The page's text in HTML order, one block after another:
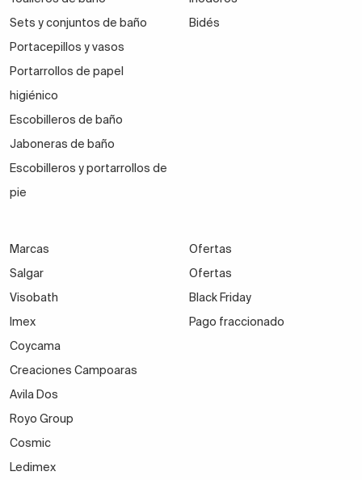
Sets y conjuntos de baño
Portacepillos y vasos
Portarrollos de papel
higiénico
Escobilleros de baño
Jaboneras de baño
Escobilleros y portarrollos de
pie
Bidés
Marcas
Salgar
Visobath
Imex
Coycama
Creaciones Campoaras
Avila Dos
Royo Group
Cosmic
Ledimex
Ofertas
Ofertas
Black Friday
Pago fraccionado